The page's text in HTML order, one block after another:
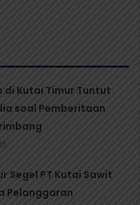
di Kutai Timur Tuntut
soal Pemberitaan
Segel PT Kutai Sawit
Pelanggaran